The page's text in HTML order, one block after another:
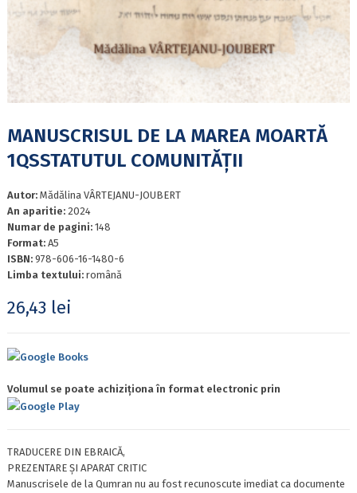
MANUSCRISUL DE LA MAREA MOARTĂ
1QSSTATUTUL COMUNITǍŢII
Autor: Mǎdǎlina VÂRTEJANU-JOUBERT
An aparitie: 2024
Numar de pagini: 148
Format: A5
ISBN: 978-606-16-1480-6
Limba textului: română
26,43 lei
Google Books
Volumul se poate achiziționa în format electronic prin
Google Play
TRADUCERE DIN EBRAICĂ,
PREZENTARE ŞI APARAT CRITIC
Manuscrisele de la Qumran nu au fost recunoscute imediat ca documente